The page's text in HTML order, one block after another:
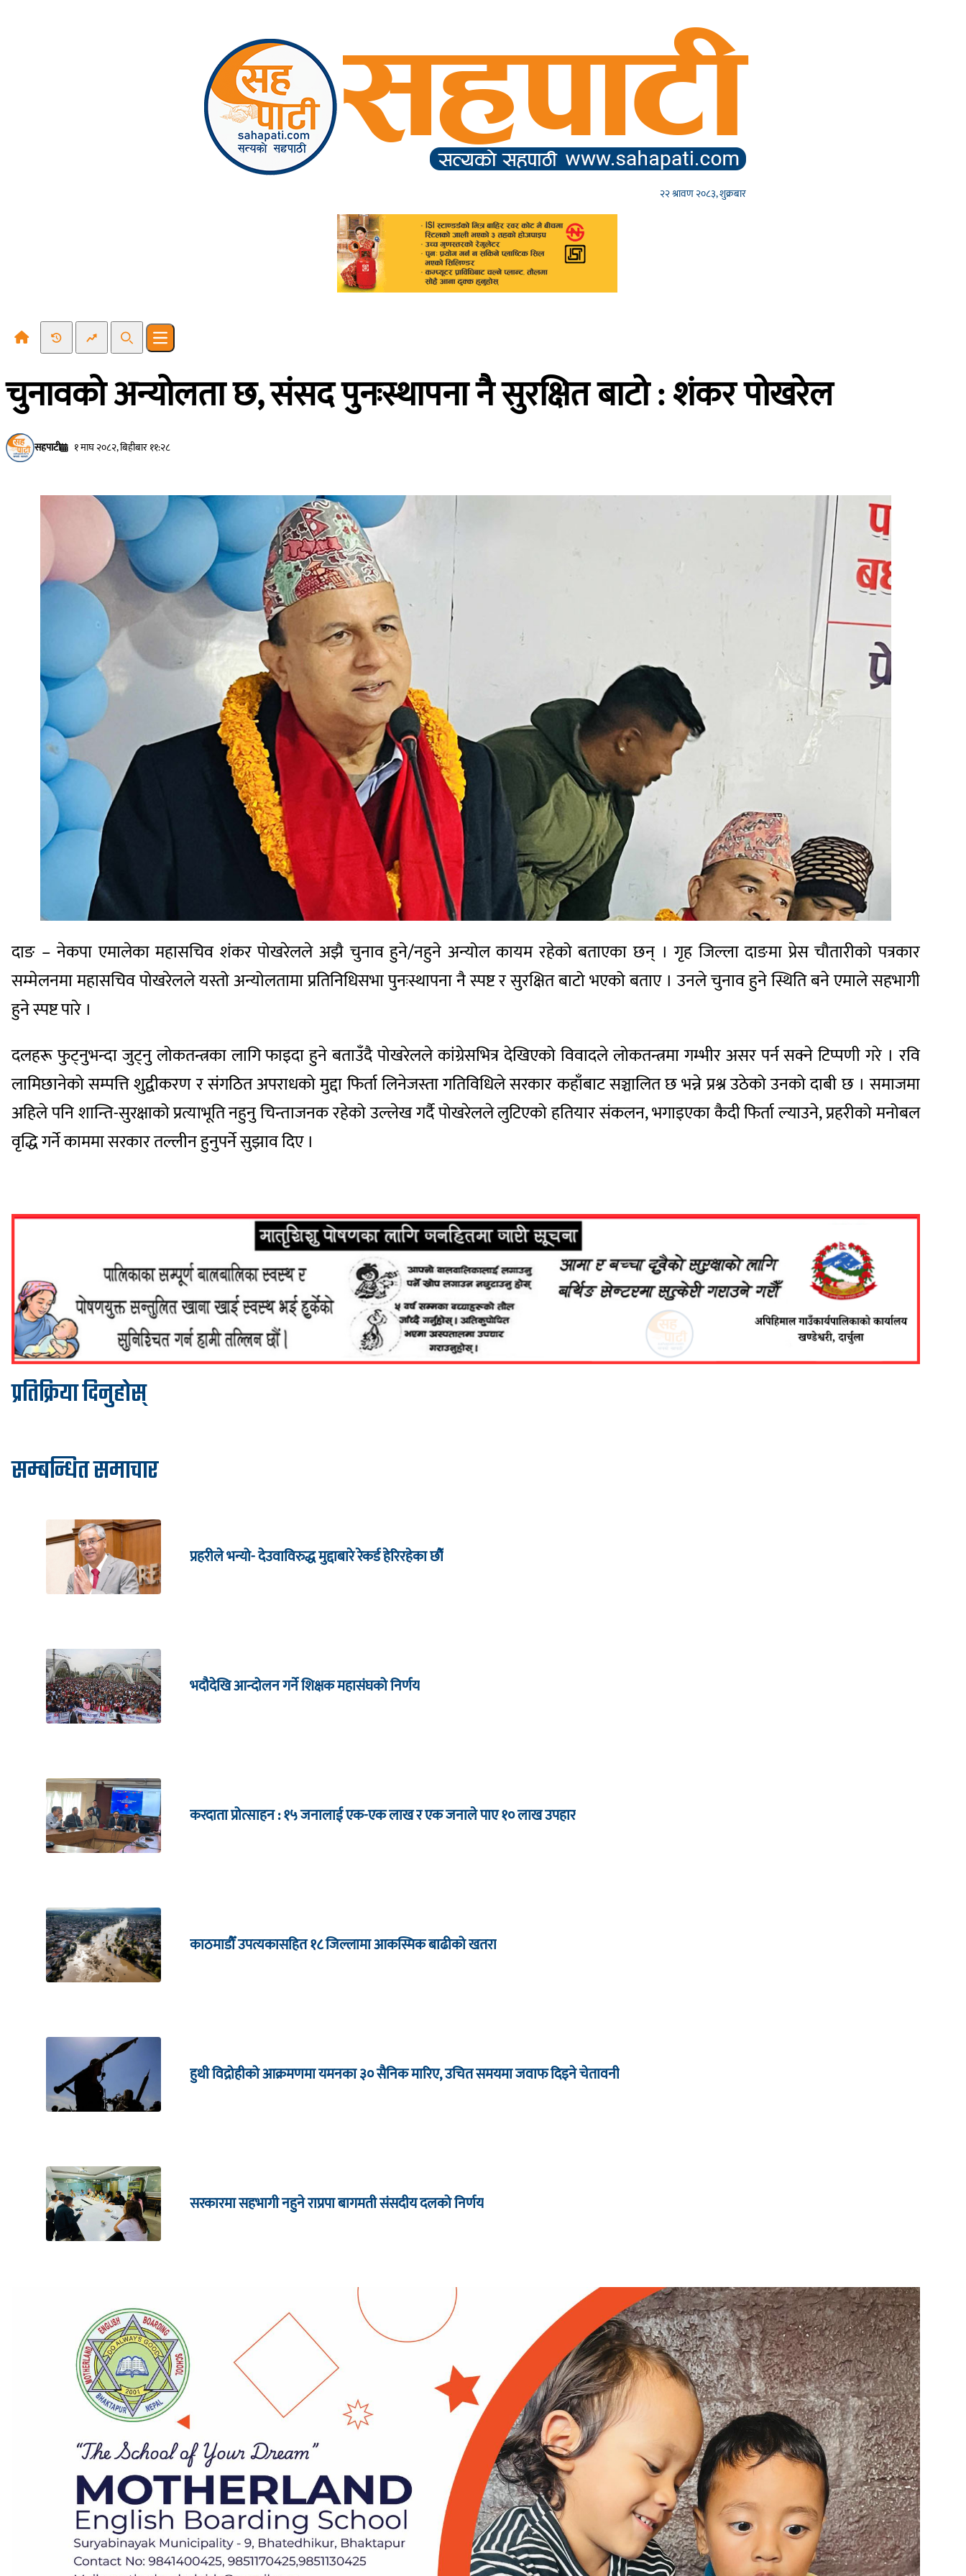
२२ श्रावण २०८३, शुक्रबार
Recent NewsTrending News
SearchOpen main menu
चुनावको अन्योलता छ, संसद पुनःस्थापना नै सुरक्षित बाटो : शंकर पोखरेल
सहपाटी १ माघ २०८२, बिहीबार ११:२८
दाङ – नेकपा एमालेका महासचिव शंकर पोखरेलले अझै चुनाव हुने/नहुने अन्योल कायम रहेको बताएका छन् । गृह जिल्ला दाङमा प्रेस चौतारीको पत्रकार
सम्मेलनमा महासचिव पोखरेलले यस्तो अन्योलतामा प्रतिनिधिसभा पुनःस्थापना नै स्पष्ट र सुरक्षित बाटो भएको बताए । उनले चुनाव हुने स्थिति बने एमाले सहभागी
हुने स्पष्ट पारे ।
दलहरू फुट्नुभन्दा जुट्नु लोकतन्त्रका लागि फाइदा हुने बताउँदै पोखरेलले कांग्रेसभित्र देखिएको विवादले लोकतन्त्रमा गम्भीर असर पर्न सक्ने टिप्पणी गरे । रवि
लामिछानेको सम्पत्ति शुद्वीकरण र संगठित अपराधको मुद्दा फिर्ता लिनेजस्ता गतिविधिले सरकार कहाँबाट सञ्चालित छ भन्ने प्रश्न उठेको उनको दाबी छ । समाजमा
अहिले पनि शान्ति-सुरक्षाको प्रत्याभूति नहुनु चिन्ताजनक रहेको उल्लेख गर्दै पोखरेलले लुटिएको हतियार संकलन, भगाइएका कैदी फिर्ता ल्याउने, प्रहरीको मनोबल
वृद्धि गर्ने काममा सरकार तल्लीन हुनुपर्ने सुझाव दिए ।
प्रतिक्रिया दिनुहोस्
सम्बन्धित समाचार
प्रहरीले भन्यो- देउवाविरुद्ध मुद्दाबारे रेकर्ड हेरिरहेका छौँ
भदौदेखि आन्दोलन गर्ने शिक्षक महासंघको निर्णय
करदाता प्रोत्साहन : १५ जनालाई एक-एक लाख र एक जनाले पाए १० लाख उपहार
काठमाडौँ उपत्यकासहित १८ जिल्लामा आकस्मिक बाढीको खतरा
हुथी विद्रोहीको आक्रमणमा यमनका ३० सैनिक मारिए, उचित समयमा जवाफ दिइने चेतावनी
सरकारमा सहभागी नहुने राप्रपा बागमती संसदीय दलको निर्णय